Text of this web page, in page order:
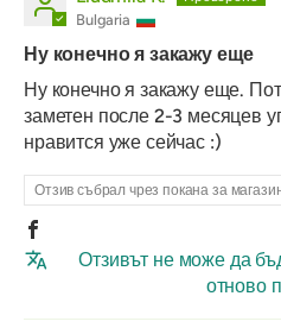
Bulgaria
Ну конечно я закажу еще
Ну конечно я закажу еще.
заметен после 2-3 месяцев
нравится уже сейчас :)
Отзив събрал чрез покана за
Отзивът не може да
отново